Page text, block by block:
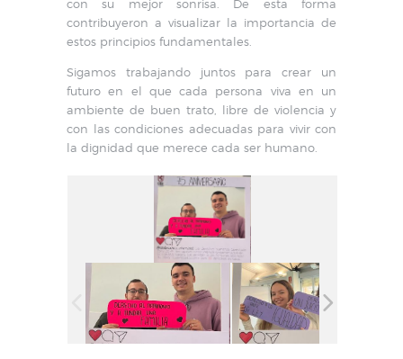
con su mejor sonrisa. De esta forma
contribuyeron a visualizar la importancia de
estos principios fundamentales.
Sigamos trabajando juntos para crear un
futuro en el que cada persona viva en un
ambiente de buen trato, libre de violencia y
con las condiciones adecuadas para vivir con
la dignidad que merece cada ser humano.